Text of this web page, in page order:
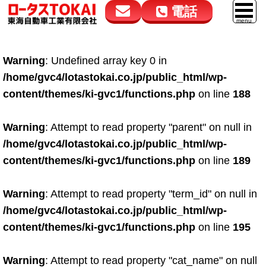
電話
050-5264-4432
9:00～18:00
050-5264-4433
9:00～18:00
車販売
スマイル車検
鈑金・塗装
点検・整備
ロードサービス
レンタカー
Warning: Undefined array key 0 in
/home/gvc4/lotastokai.co.jp/public_html/wp-
content/themes/ki-gvc1/functions.php on line 188
Warning: Attempt to read property "parent" on null in
/home/gvc4/lotastokai.co.jp/public_html/wp-
content/themes/ki-gvc1/functions.php on line 189
Warning: Attempt to read property "term_id" on null in
/home/gvc4/lotastokai.co.jp/public_html/wp-
content/themes/ki-gvc1/functions.php on line 195
Warning: Attempt to read property "cat_name" on null